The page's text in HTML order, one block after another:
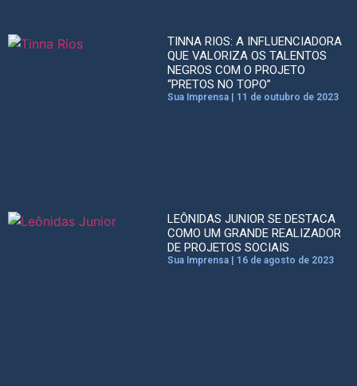
TINNA RIOS: A INFLUENCIADORA
QUE VALORIZA OS TALENTOS
NEGROS COM O PROJETO
“PRETOS NO TOPO”
Sua Imprensa 11 de outubro de 2023
LEÔNIDAS JUNIOR SE DESTACA
COMO UM GRANDE REALIZADOR
DE PROJETOS SOCIAIS
Sua Imprensa 16 de agosto de 2023